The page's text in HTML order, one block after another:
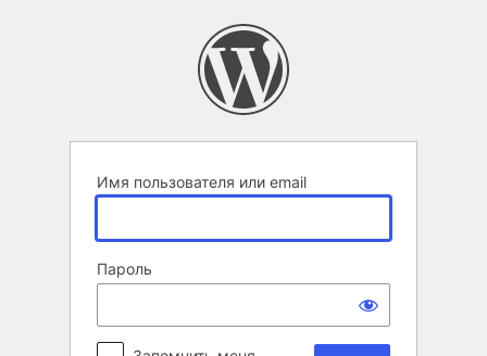
Имя пользователя или email
Пароль